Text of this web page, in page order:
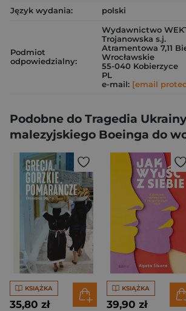
Język wydania: polski
Podmiot
odpowiedzialny:
Wydawnictwo
Trojanowska s.j.
Atramentowa 7,11
Wrocławskie
55-040 Kobierzyce
PL
e-mail: [email
Podobne do Tragedia
malezyjskiego Boeinga do
KSIĄŻKA
35,80 zł
KSIĄŻKA
39,90 zł